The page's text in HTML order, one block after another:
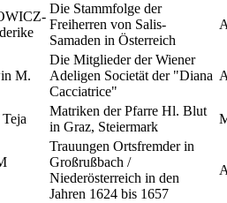
Die Stammfolge der
Freiherren von Salis-
Samaden in Österreich
M.
Die Mitglieder der Wiener
Adeligen Societät der "Diana
Cacciatrice"
Matriken der Pfarre Hl. Blut
in Graz, Steiermark
Trauungen Ortsfremder in
Großrußbach /
Niederösterreich in den
Jahren 1624 bis 1657